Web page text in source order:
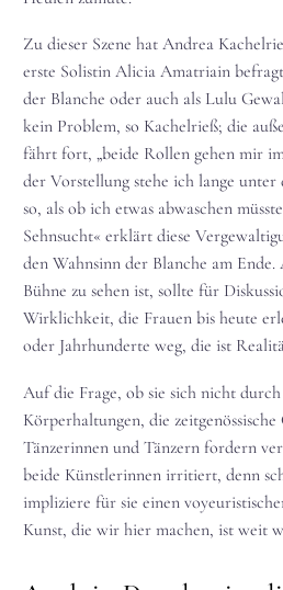
Zu dieser Szene hat Andrea
erste Solistin Alicia Amatriain
der Blanche oder auch als Lulu
kein Problem, so Kachelrieß; die
fährt fort, „beide Rollen gehen mir
der Vorstellung stehe ich lange
so, als ob ich etwas abwaschen
Sehnsucht« erklärt diese
den Wahnsinn der Blanche am
Bühne zu sehen ist, sollte für
Wirklichkeit, die Frauen bis heute
oder Jahrhunderte weg, die ist
Auf die Frage, ob sie sich nicht
Körperhaltungen, die
Tänzerinnen und Tänzern fordern
beide Künstlerinnen irritiert, denn
impliziere für sie einen
Kunst, die wir hier machen, ist weit